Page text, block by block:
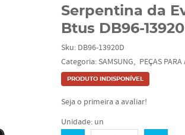
Serpentina da
Btus DB96-
Sku: DB96-13920D
Categoria: SAMSUNG PEÇAS
PRODUTO INDISPONÍVEL
Seja o primeira a avaliar!
Unidade: un